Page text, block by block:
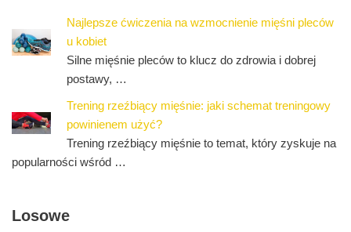
Najlepsze ćwiczenia na wzmocnienie mięśni pleców
u kobiet
Silne mięśnie pleców to klucz do zdrowia i dobrej
postawy, …
Trening rzeźbiący mięśnie: jaki schemat treningowy
powinienem użyć?
Trening rzeźbiący mięśnie to temat, który zyskuje na
popularności wśród …
Losowe